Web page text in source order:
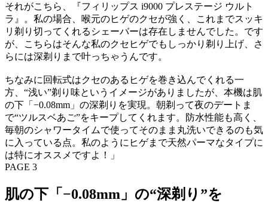
それがこちら、『フィリップス i9000 プレステージ ウルト
ラ』。私の場合、喉元のヒゲのクセが強く、これまでスッキ
リ剃り切ってくれるシェーバーは存在しませんでした。です
が、こちらはそんな私のクセヒゲでもしっかり剃り上げ、さ
らには深剃りまで叶っちゃうんです。
ちなみに回転式はクセのあるヒゲを巻き込んでくれる一
方、“浅い”剃り味というイメージがありましたが、本機は肌
の下「−0.08mm」の深剃りを実現。朝剃って夜のデートま
で“ツルスベあご”をキープしてくれます。防水性能も高く、
毎朝のシャワータイムで使ってそのまま丸洗いできるのも気
に入っている点。私のようにヒゲまで天然パーマなタイプに
は特にオススメですよ！」
PAGE 3
肌の下「−0.08mm」の“深剃り”を